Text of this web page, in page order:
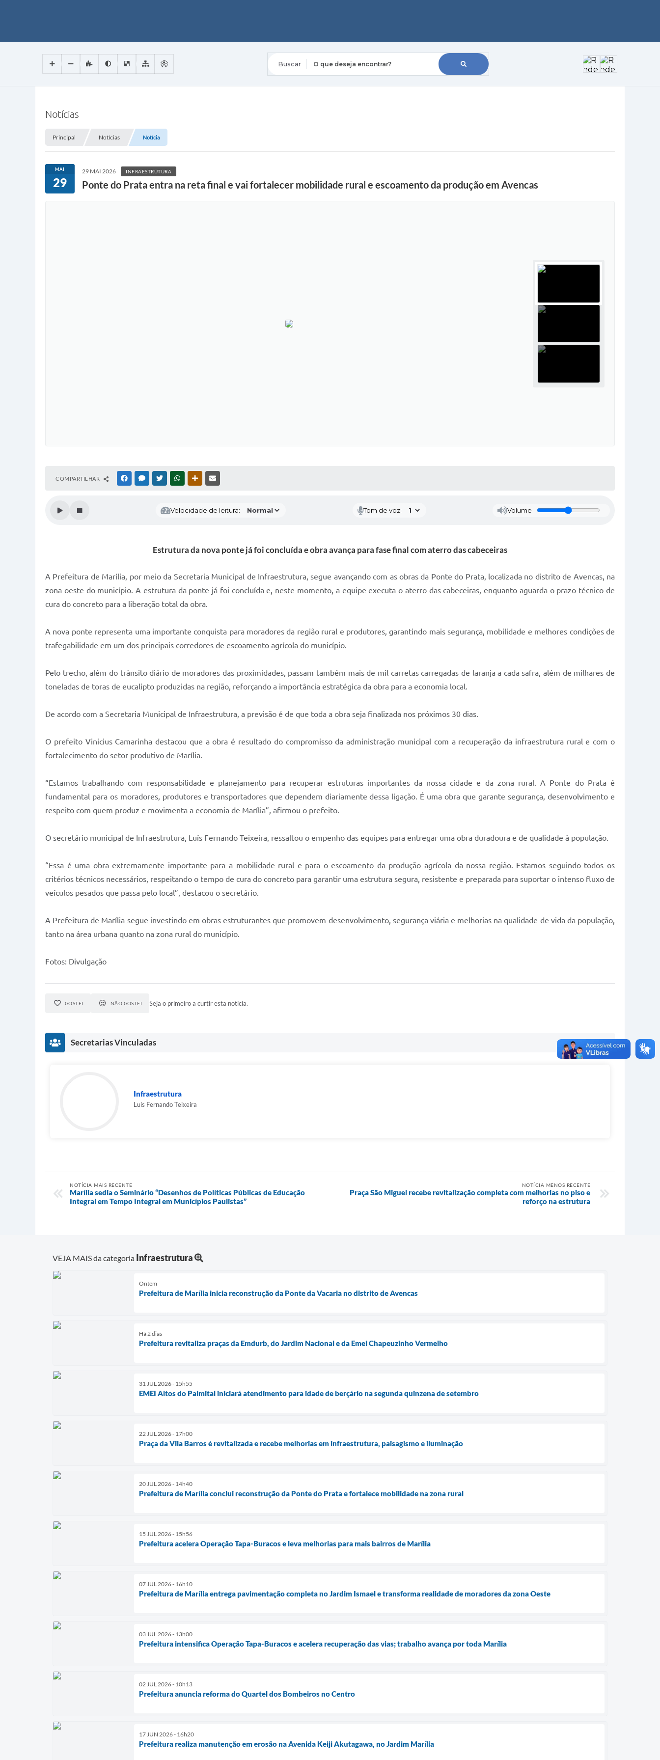
Notícias
Principal Notícias Notícia
MAI
29
29 MAI 2026 INFRAESTRUTURA
Ponte do Prata entra na reta final e vai fortalecer mobilidade rural e escoamento da produção em Avencas
COMPARTILHAR FACEBOOKMESSENGER
TWITTERWHATSAPPOUTRAS MÍDIAS
Velocidade de leitura: Tom de voz: Volume
Estrutura da nova ponte já foi concluída e obra avança para fase final com aterro das cabeceiras
A Prefeitura de Marília, por meio da Secretaria Municipal de Infraestrutura, segue avançando com as obras da Ponte do Prata, localizada no distrito de Avencas, na
zona oeste do município. A estrutura da ponte já foi concluída e, neste momento, a equipe executa o aterro das cabeceiras, enquanto aguarda o prazo técnico de
cura do concreto para a liberação total da obra.
A nova ponte representa uma importante conquista para moradores da região rural e produtores, garantindo mais segurança, mobilidade e melhores condições de
trafegabilidade em um dos principais corredores de escoamento agrícola do município.
Pelo trecho, além do trânsito diário de moradores das proximidades, passam também mais de mil carretas carregadas de laranja a cada safra, além de milhares de
toneladas de toras de eucalipto produzidas na região, reforçando a importância estratégica da obra para a economia local.
De acordo com a Secretaria Municipal de Infraestrutura, a previsão é de que toda a obra seja finalizada nos próximos 30 dias.
O prefeito Vinicius Camarinha destacou que a obra é resultado do compromisso da administração municipal com a recuperação da infraestrutura rural e com o
fortalecimento do setor produtivo de Marília.
“Estamos trabalhando com responsabilidade e planejamento para recuperar estruturas importantes da nossa cidade e da zona rural. A Ponte do Prata é
fundamental para os moradores, produtores e transportadores que dependem diariamente dessa ligação. É uma obra que garante segurança, desenvolvimento e
respeito com quem produz e movimenta a economia de Marília”, afirmou o prefeito.
O secretário municipal de Infraestrutura, Luís Fernando Teixeira, ressaltou o empenho das equipes para entregar uma obra duradoura e de qualidade à população.
“Essa é uma obra extremamente importante para a mobilidade rural e para o escoamento da produção agrícola da nossa região. Estamos seguindo todos os
critérios técnicos necessários, respeitando o tempo de cura do concreto para garantir uma estrutura segura, resistente e preparada para suportar o intenso fluxo de
veículos pesados que passa pelo local”, destacou o secretário.
A Prefeitura de Marília segue investindo em obras estruturantes que promovem desenvolvimento, segurança viária e melhorias na qualidade de vida da população,
tanto na área urbana quanto na zona rural do município.
Fotos: Divulgação
GOSTEI NÃO GOSTEI Seja o primeiro a curtir esta notícia.
Secretarias Vinculadas
Infraestrutura
Luis Fernando Teixeira
NOTÍCIA MAIS RECENTE
Marília sedia o Seminário “Desenhos de Políticas Públicas de Educação
Integral em Tempo Integral em Municípios Paulistas”
NOTÍCIA MENOS RECENTE
Praça São Miguel recebe revitalização completa com melhorias no piso e
reforço na estrutura
VEJA MAIS da categoria Infraestrutura
Ontem
Prefeitura de Marília inicia reconstrução da Ponte da Vacaria no distrito de Avencas
Há 2 dias
Prefeitura revitaliza praças da Emdurb, do Jardim Nacional e da Emei Chapeuzinho Vermelho
31 JUL 2026 - 15h55
EMEI Altos do Palmital iniciará atendimento para idade de berçário na segunda quinzena de setembro
22 JUL 2026 - 17h00
Praça da Vila Barros é revitalizada e recebe melhorias em infraestrutura, paisagismo e iluminação
20 JUL 2026 - 14h40
Prefeitura de Marília conclui reconstrução da Ponte do Prata e fortalece mobilidade na zona rural
15 JUL 2026 - 15h56
Prefeitura acelera Operação Tapa-Buracos e leva melhorias para mais bairros de Marília
07 JUL 2026 - 16h10
Prefeitura de Marília entrega pavimentação completa no Jardim Ismael e transforma realidade de moradores da zona Oeste
03 JUL 2026 - 13h00
Prefeitura intensifica Operação Tapa-Buracos e acelera recuperação das vias; trabalho avança por toda Marília
02 JUL 2026 - 10h13
Prefeitura anuncia reforma do Quartel dos Bombeiros no Centro
17 JUN 2026 - 16h20
Prefeitura realiza manutenção em erosão na Avenida Keiji Akutagawa, no Jardim Marília